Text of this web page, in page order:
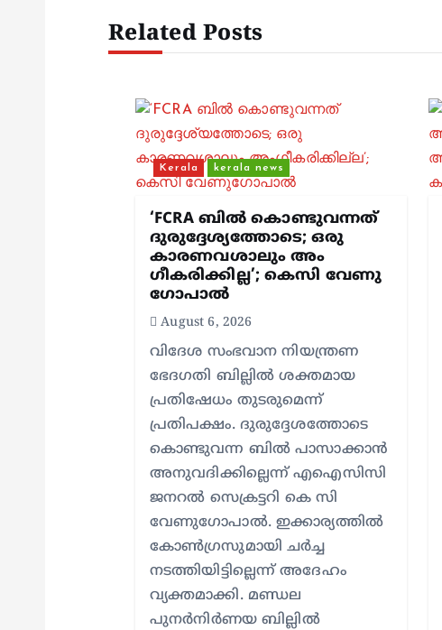
Related Posts
Kerala kerala news
‘FCRA ബിൽ കൊണ്ടുവന്നത്
ദുരുദ്ദേശ്യത്തോടെ; ഒരു
കാരണവശാലും അം​
ഗീകരിക്കില്ല’; കെസി വേണു​
ഗോപാൽ
August 6, 2026
വിദേശ സംഭവാന നിയന്ത്രണ
ഭേദഗതി ബില്ലിൽ ശക്തമായ
പ്രതിഷേധം തുടരുമെന്ന്
പ്രതിപക്ഷം. ദുരുദ്ദേശത്തോടെ
കൊണ്ടുവന്ന ബിൽ പാസാക്കാൻ
അനുവദിക്കില്ലെന്ന് എഐസിസി
ജനറൽ സെക്രട്ടറി കെ സി
വേണുഗോപാൽ. ഇക്കാര്യത്തിൽ
കോൺഗ്രസുമായി ചർച്ച
നടത്തിയിട്ടില്ലെന്ന് അദേഹം
വ്യക്തമാക്കി. മണ്ഡല
പുനർനിർണയ ബില്ലിൽ